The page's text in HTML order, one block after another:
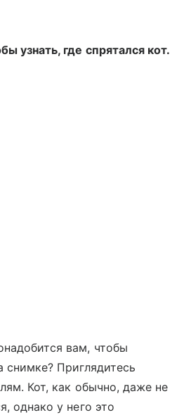
узнать, где спрятался кот.
вам, чтобы
снимке? Приглядитесь
Кот, как обычно, даже не
однако у него это